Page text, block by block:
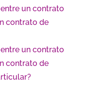
un contrato
contrato de
un contrato
contrato de